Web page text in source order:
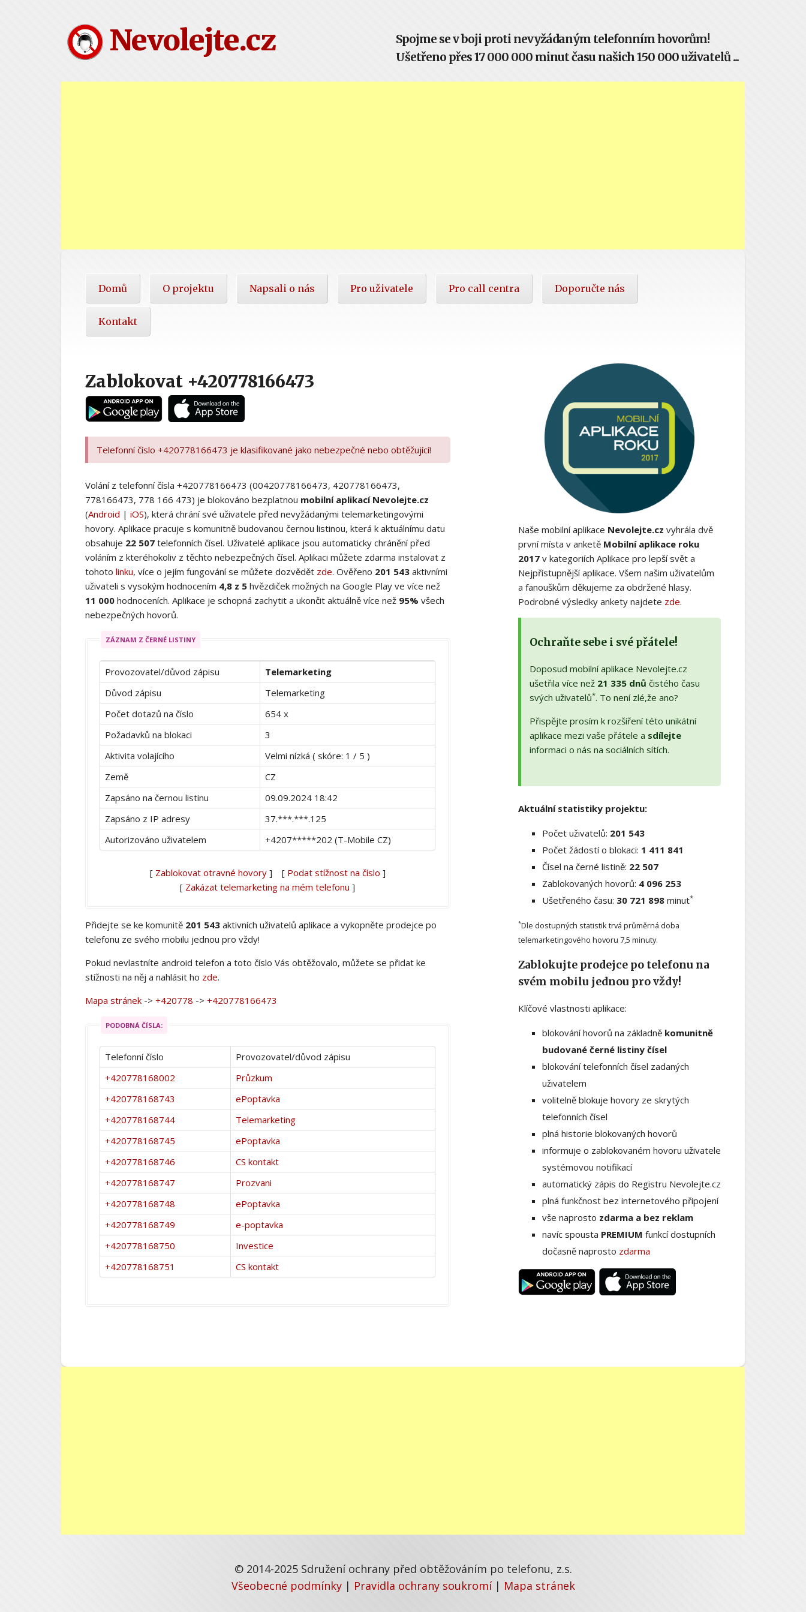
Nevolejte.cz
Spojme se v boji proti nevyžádaným telefonním hovorům!
Ušetřeno přes 17 000 000 minut času našich 150 000 uživatelů ...
Domů O projektu Napsali o nás Pro uživatele Pro call centra Doporučte nás
Kontakt
Zablokovat +420778166473
Telefonní číslo +420778166473 je klasifikované jako nebezpečné nebo obtěžující!
Volání z telefonní čísla +420778166473 (00420778166473, 420778166473,
778166473, 778 166 473) je blokováno bezplatnou mobilní aplikací Nevolejte.cz
(Android | iOS), která chrání své uživatele před nevyžádanými telemarketingovými
hovory. Aplikace pracuje s komunitně budovanou černou listinou, která k aktuálnímu datu
obsahuje 22 507 telefonních čísel. Uživatelé aplikace jsou automaticky chránění před
voláním z kteréhokoliv z těchto nebezpečných čísel. Aplikaci můžete zdarma instalovat z
tohoto linku, více o jejím fungování se můžete dozvědět zde. Ověřeno 201 543 aktivními
uživateli s vysokým hodnocením 4,8 z 5 hvězdiček možných na Google Play ve více než
11 000 hodnoceních. Aplikace je schopná zachytit a ukončit aktuálně více než 95% všech
nebezpečných hovorů.
ZÁZNAM Z ČERNÉ LISTINY
Provozovatel/důvod zápisu
Telemarketing
Důvod zápisu
Telemarketing
Počet dotazů na číslo
654 x
Požadavků na blokaci
3
Aktivita volajícího
Velmi nízká ( skóre: 1 / 5 )
Země
CZ
Zapsáno na černou listinu
09.09.2024 18:42
Zapsáno z IP adresy
37.***.***.125
Autorizováno uživatelem
+4207*****202 (T-Mobile CZ)
[ Zablokovat otravné hovory] [ Podat stížnost na číslo ]
[ Zakázat telemarketing na mém telefonu ]
Přidejte se ke komunitě 201 543 aktivních uživatelů aplikace a vykopněte prodejce po
telefonu ze svého mobilu jednou pro vždy!
Pokud nevlastníte android telefon a toto číslo Vás obtěžovalo, můžete se přidat ke
stížnosti na něj a nahlásit ho zde.
Mapa stránek -> +420778 -> +420778166473
PODOBNÁ ČÍSLA:
Telefonní číslo
Provozovatel/důvod zápisu
+420778168002
Průzkum
+420778168743
ePoptavka
+420778168744
Telemarketing
+420778168745
ePoptavka
+420778168746
CS kontakt
+420778168747
Prozvani
+420778168748
ePoptavka
+420778168749
e-poptavka
+420778168750
Investice
+420778168751
CS kontakt
Naše mobilní aplikace Nevolejte.cz vyhrála dvě
první místa v anketě Mobilní aplikace roku
2017v kategoriích Aplikace pro lepší svět a
Nejpřístupnější aplikace. Všem našim uživatelům
a fanouškům děkujeme za obdržené hlasy.
Podrobné výsledky ankety najdete zde.
Ochraňte sebe i své přátele!
Doposud mobilní aplikace Nevolejte.cz
ušetřila více než 21 335 dnů čistého času
svých uživatelů*. To není zlé,že ano?
Přispějte prosím k rozšíření této unikátní
aplikace mezi vaše přátele a sdílejte
informaci o nás na sociálních sítích.
Aktuální statistiky projektu:
Počet uživatelů: 201 543
Počet žádostí o blokaci: 1 411 841
Čísel na černé listině: 22 507
Zablokovaných hovorů: 4 096 253
Ušetřeného času: 30 721 898minut*
*Dle dostupných statistik trvá průměrná doba
telemarketingového hovoru 7,5 minuty.
Zablokujte prodejce po telefonu na
svém mobilu jednou pro vždy!
Klíčové vlastnosti aplikace:
blokování hovorů na základně komunitně
budované černé listiny čísel
blokování telefonních čísel zadaných
uživatelem
volitelně blokuje hovory ze skrytých
telefonních čísel
plná historie blokovaných hovorů
informuje o zablokovaném hovoru uživatele
systémovou notifikací
automatický zápis do Registru Nevolejte.cz
plná funkčnost bez internetového připojení
vše naprosto zdarma a bez reklam
navíc spousta PREMIUM funkcí dostupních
dočasně naprosto zdarma
© 2014-2025 Sdružení ochrany před obtěžováním po telefonu, z.s.
Všeobecné podmínky | Pravidla ochrany soukromí | Mapa stránek